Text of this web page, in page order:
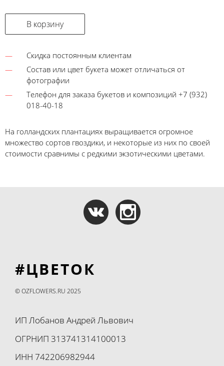
В корзину
Скидка постоянным клиентам
Состав или цвет букета может отличаться от
фотографии
Телефон для заказа букетов и композиций +7 (932)
018-40-18
На голландских плантациях выращивается огромное
множество сортов гвоздики, и некоторые из них по своей
стоимости сравнимы с редкими экзотическими цветами.
#ЦВЕТОК
© OZFLOWERS.RU 2025
ИП Лобанов Андрей Львович
ОГРНИП 313741314100013
ИНН 742206982944